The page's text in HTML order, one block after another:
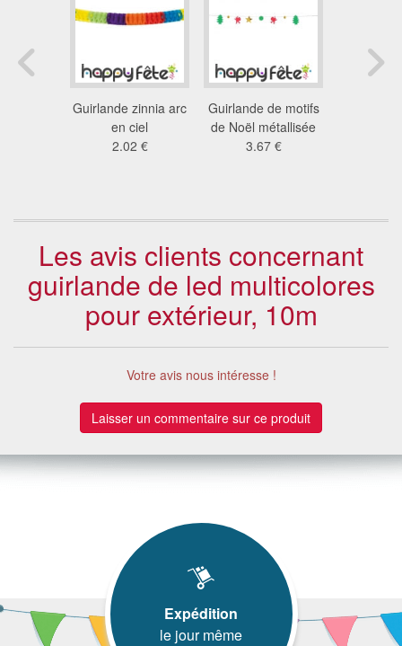
Guirlande zinnia arc
en ciel
2.02 €
Guirlande de motifs
de Noël métallisée
3.67 €
Les avis clients concernant
guirlande de led multicolores
pour extérieur, 10m
Votre avis nous intéresse !
Laisser un commentaire sur ce produit
Expédition
le jour même